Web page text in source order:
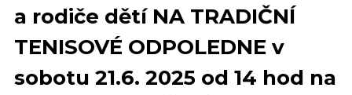
a rodiče dětí NA TRADIČNÍ
TENISOVÉ ODPOLEDNE v
sobotu 21.6. 2025 od 14 hod na